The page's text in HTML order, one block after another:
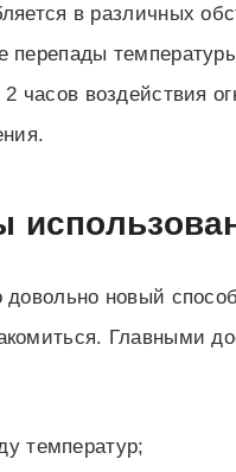
в различных
перепады
часов воздействия
новый
Главными
температур;